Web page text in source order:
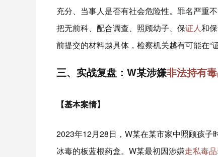
充分、当事人是否有社会危险性。罪名严重
把无前科、配合调查、照顾幼子、保证人和
前提交的材料越具体，检察机关越有可能在“
三、实战复盘：W某涉嫌非法持有
【基本案情】
2023年12月28日，W某在某市家中照顾孩
冰毒的板蓝根药盒。W某最初因涉嫌走私毒